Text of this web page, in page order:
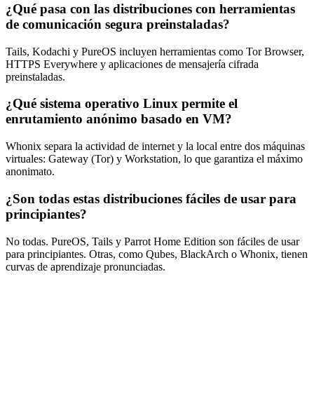
¿Qué pasa con las distribuciones con herramientas
de comunicación segura preinstaladas?
Tails, Kodachi y PureOS incluyen herramientas como Tor Browser,
HTTPS Everywhere y aplicaciones de mensajería cifrada
preinstaladas.
¿Qué sistema operativo Linux permite el
enrutamiento anónimo basado en VM?
Whonix separa la actividad de internet y la local entre dos máquinas
virtuales: Gateway (Tor) y Workstation, lo que garantiza el máximo
anonimato.
¿Son todas estas distribuciones fáciles de usar para
principiantes?
No todas. PureOS, Tails y Parrot Home Edition son fáciles de usar
para principiantes. Otras, como Qubes, BlackArch o Whonix, tienen
curvas de aprendizaje pronunciadas.